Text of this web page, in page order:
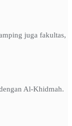
juga fakultas,
Al-Khidmah.